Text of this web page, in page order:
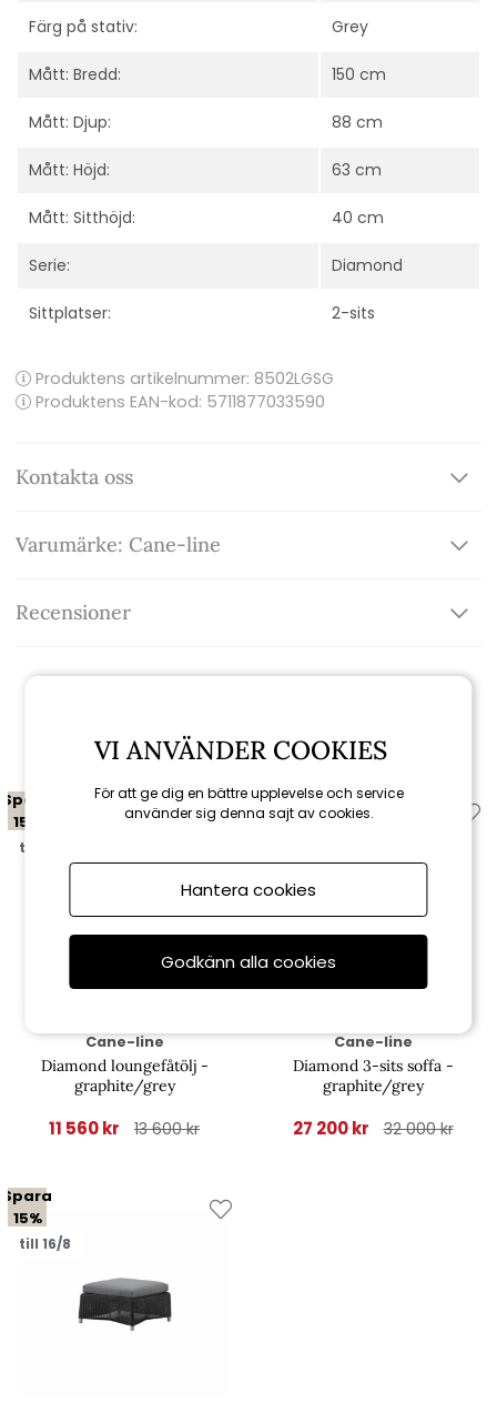
Färg på stativ: Grey
Mått: Bredd: 150 cm
Mått: Djup: 88 cm
Mått: Höjd: 63 cm
Mått: Sitthöjd: 40 cm
Serie: Diamond
Sittplatser: 2-sits
Produktens artikelnummer: 8502LGSG
Produktens EAN-kod: 5711877033590
Kontakta oss
Varumärke: Cane-line
Recensioner
Relaterade produkter
Spara
15%
till 16/8
Cane-line
Diamond loungefåtölj -
graphite/grey
11 560 kr 13 600 kr
Spara
15%
Cane-line
Diamond 3-sits soffa -
graphite/grey
27 200 kr 32 000 kr
Spara
15%
till 16/8
VI ANVÄNDER COOKIES
För att ge dig en bättre upplevelse och service
använder sig denna sajt av cookies.
Hantera cookies
Godkänn alla cookies